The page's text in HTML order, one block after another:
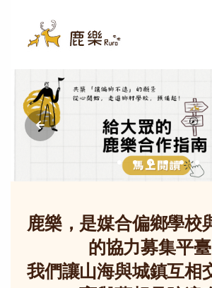
鹿樂 - 偏鄉教育群力平臺
鹿樂，是媒合偏鄉學校
的協力募集平臺
我們讓山海與城鎮互相